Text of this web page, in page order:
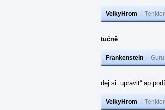
VelkyHrom
tučně
Frankenstein
dej si „upravit“ ap
VelkyHrom